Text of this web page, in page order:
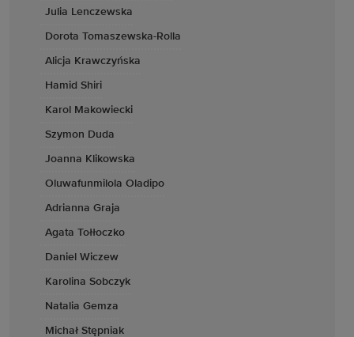
Julia Lenczewska
Dorota Tomaszewska-Rolla
Alicja Krawczyńska
Hamid Shiri
Karol Makowiecki
Szymon Duda
Joanna Klikowska
Oluwafunmilola Oladipo
Adrianna Graja
Agata Tołłoczko
Daniel Wiczew
Karolina Sobczyk
Natalia Gemza
Michał Stępniak